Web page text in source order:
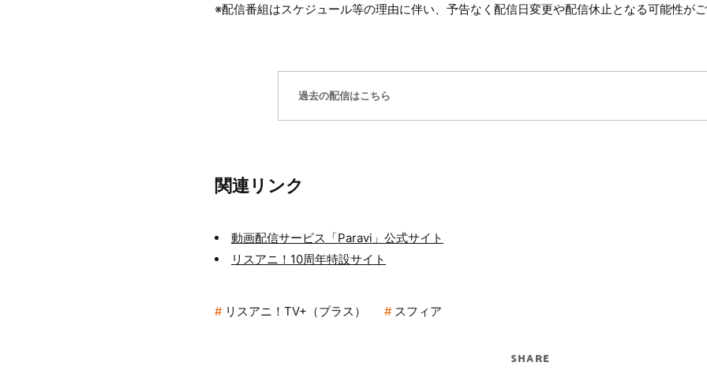
※配信番組はスケジュール等の理由に伴い、予告なく配信日変更や配信休止となる可能性が
過去の配信はこちら
関連リンク
動画配信サービス「Paravi」公式サイト
リスアニ！10周年特設サイト
リスアニ！TV+（プラス） スフィア
SHARE